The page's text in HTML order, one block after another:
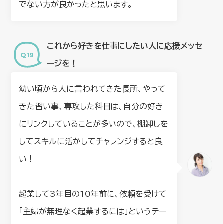
でない方が良かったと思います。
これから好きを仕事にしたい人に応援メッセ
ージを！
幼い頃から人に言われてきた長所、やって
きた習い事、専攻した科目は、自分の好き
にリンクしていることが多いので、棚卸しを
してスキルに活かしてチャレンジすると良
い！
起業して3年目の10年前に、依頼を受けて
「主婦が無理なく起業するには」というテー